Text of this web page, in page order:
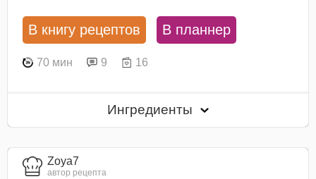
В книгу рецептов В планнер
70 мин 9 16
Ингредиенты
Zoya7
автор рецепта